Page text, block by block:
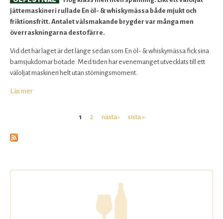
jättemaskineri rullade En öl- & whiskymässa både mjukt och
friktionsfritt. Antalet välsmakande brygder var många men
överraskningarna desto färre.
Vid det här laget är det länge sedan som En öl- & whiskymässa fick sina
barnsjukdomar botade. Med tiden har evenemanget utvecklats till ett
väloljat maskineri helt utan störningsmoment.
Läs merom
1 2 nästa › sista »